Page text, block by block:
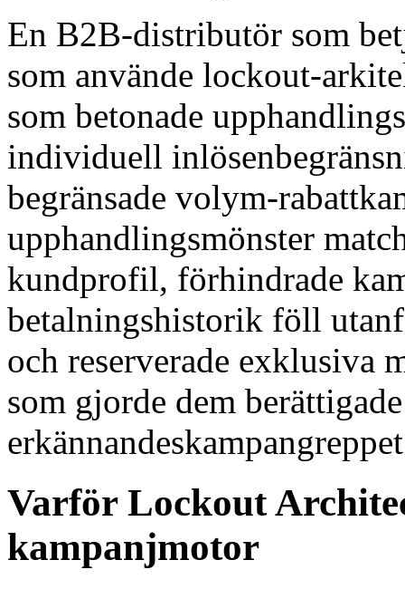
En B2B-distributör som
som använde lockout-
som betonade
individuell
begränsade volym-
upphandlingsmönster
kundprofil, förhindrade
betalningshistorik föll
och reserverade exklusiva
som gjorde dem
Varför Lockout
kampanjmotor